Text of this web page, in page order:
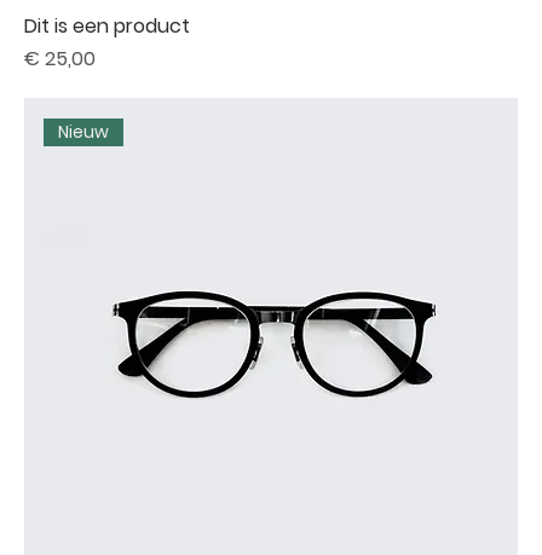
Dit is een product
Prijs
€ 25,00
Nieuw